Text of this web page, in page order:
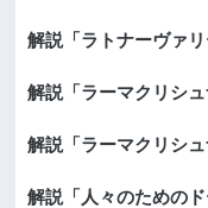
解説「ラトナーヴァリ
解説「ラーマクリシュ
解説「ラーマクリシュ
解説「人々のためのド